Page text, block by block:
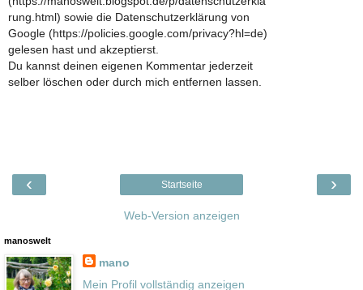
rung.html) sowie die Datenschutzerklärung von
Google (https://policies.google.com/privacy?hl=de)
gelesen hast und akzeptierst.
Du kannst deinen eigenen Kommentar jederzeit
selber löschen oder durch mich entfernen lassen.
‹ ›
Startseite
Web-Version anzeigen
manoswelt
mano
Mein Profil vollständig anzeigen